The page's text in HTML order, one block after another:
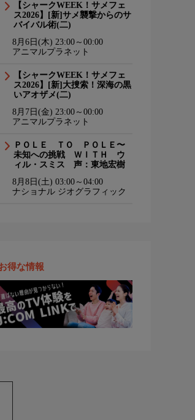
【シャークWEEK！サメフェ
ス2026】[新]サメ襲撃からのサ
バイバル術(二)
8月6日(木) 23:00～00:00
アニマルプラネット
【シャークWEEK！サメフェ
ス2026】[新]大捜索！深海の黒
いアオザメ(二)
8月7日(金) 23:00～00:00
アニマルプラネット
ＰＯＬＥ ＴＯ ＰＯＬＥ〜
未知への挑戦 ＷＩＴＨ ウ
ィル・スミス 声：東地宏樹
8月8日(土) 03:00～04:00
ナショナル ジオグラフィック
得な情報